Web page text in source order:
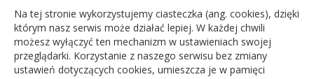
OFICJALNY SERWIS INTERNETOWY GMINY BIAŁOPOLE
Na tej stronie wykorzystujemy ciasteczka (ang. cookies), dzięki
którym nasz serwis może działać lepiej. W każdej chwili
możesz wyłączyć ten mechanizm w ustawieniach swojej
przeglądarki. Korzystanie z naszego serwisu bez zmiany
ustawień dotyczących cookies, umieszcza je w pamięci